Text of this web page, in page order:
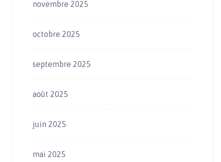
novembre 2025
octobre 2025
septembre 2025
août 2025
juin 2025
mai 2025